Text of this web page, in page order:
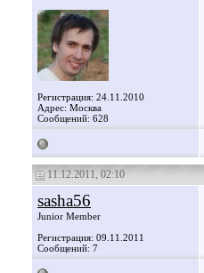
Регистрация: 24.11.2010
Адрес: Москва
Сообщений: 628
11.12.2011, 02:10
sasha56
Junior Member
Регистрация: 09.11.2011
Сообщений: 7